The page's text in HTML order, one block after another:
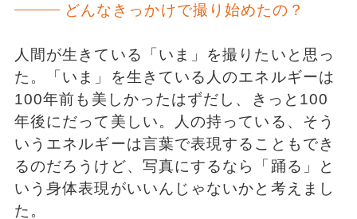
どんなきっかけで撮り始めたの？
人間が生きている「いま」を撮りたいと思っ
た。「いま」を生きている人のエネルギーは
100年前も美しかったはずだし、きっと100
年後にだって美しい。人の持っている、そう
いうエネルギーは言葉で表現することもでき
るのだろうけど、写真にするなら「踊る」と
いう身体表現がいいんじゃないかと考えまし
た。